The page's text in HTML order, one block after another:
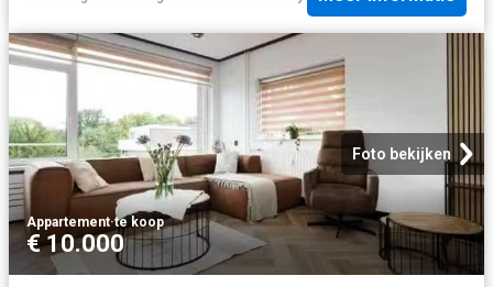
Foto bekijken
Appartement·te koop
€ 10.000